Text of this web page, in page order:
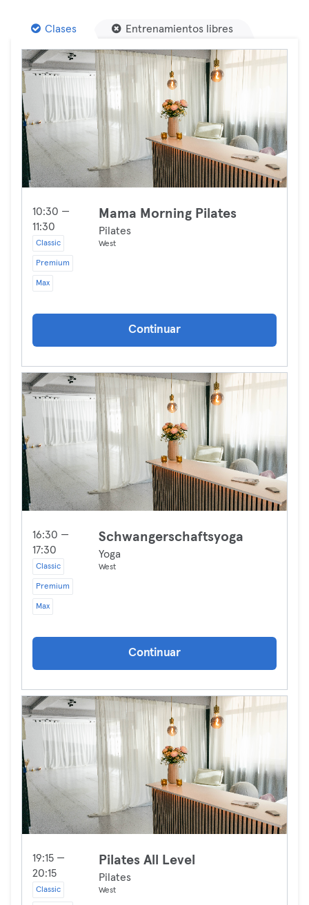
Clases Entrenamientos libres
10:30 —
11:30
Classic
Premium
Max
Mama Morning Pilates
Pilates
West
Continuar
16:30 —
17:30
Classic
Premium
Max
Schwangerschaftsyoga
Yoga
West
Continuar
19:15 —
20:15
Classic
Pilates All Level
Pilates
West